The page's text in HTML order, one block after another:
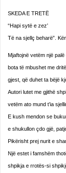
SKEDA E TRETË
“Hapi sytë e zez’
Të na sjellç beharë”.
Mjaftojnë vetëm një
bota të mbushet me
gjest, që duhet ta bëjë
Autori lutet me gjithë
vetëm ato mund t’ia
E kush mendon se
e shukullon çdo gjë,
Pikërisht prej nurit e
Një estet i famshëm
shpikja e rrotës-si